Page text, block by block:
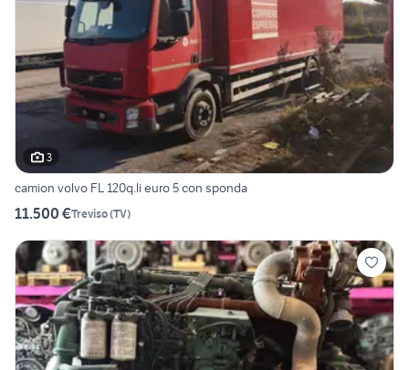
3
camion volvo FL 120q.li euro 5 con sponda
11.500 €Treviso(TV)